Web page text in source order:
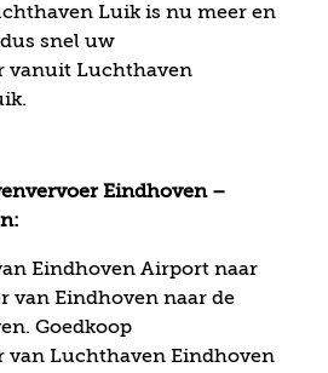
Luik is nu meer en
snel uw
vanuit Luchthaven
Eindhoven –
Eindhoven Airport naar
van Eindhoven naar de
Goedkoop
van Luchthaven Eindhoven